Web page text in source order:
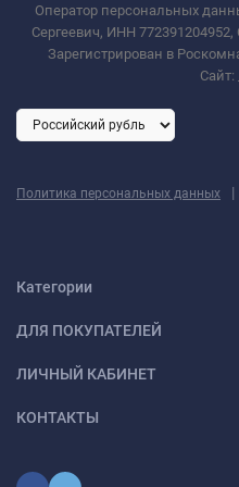
Оператор персональных
Сергеевич, ИНН
Зарегистрирован в
Сайт:
Политика персональных данных |
Категории
ДЛЯ ПОКУПАТЕЛЕЙ
ЛИЧНЫЙ КАБИНЕТ
КОНТАКТЫ